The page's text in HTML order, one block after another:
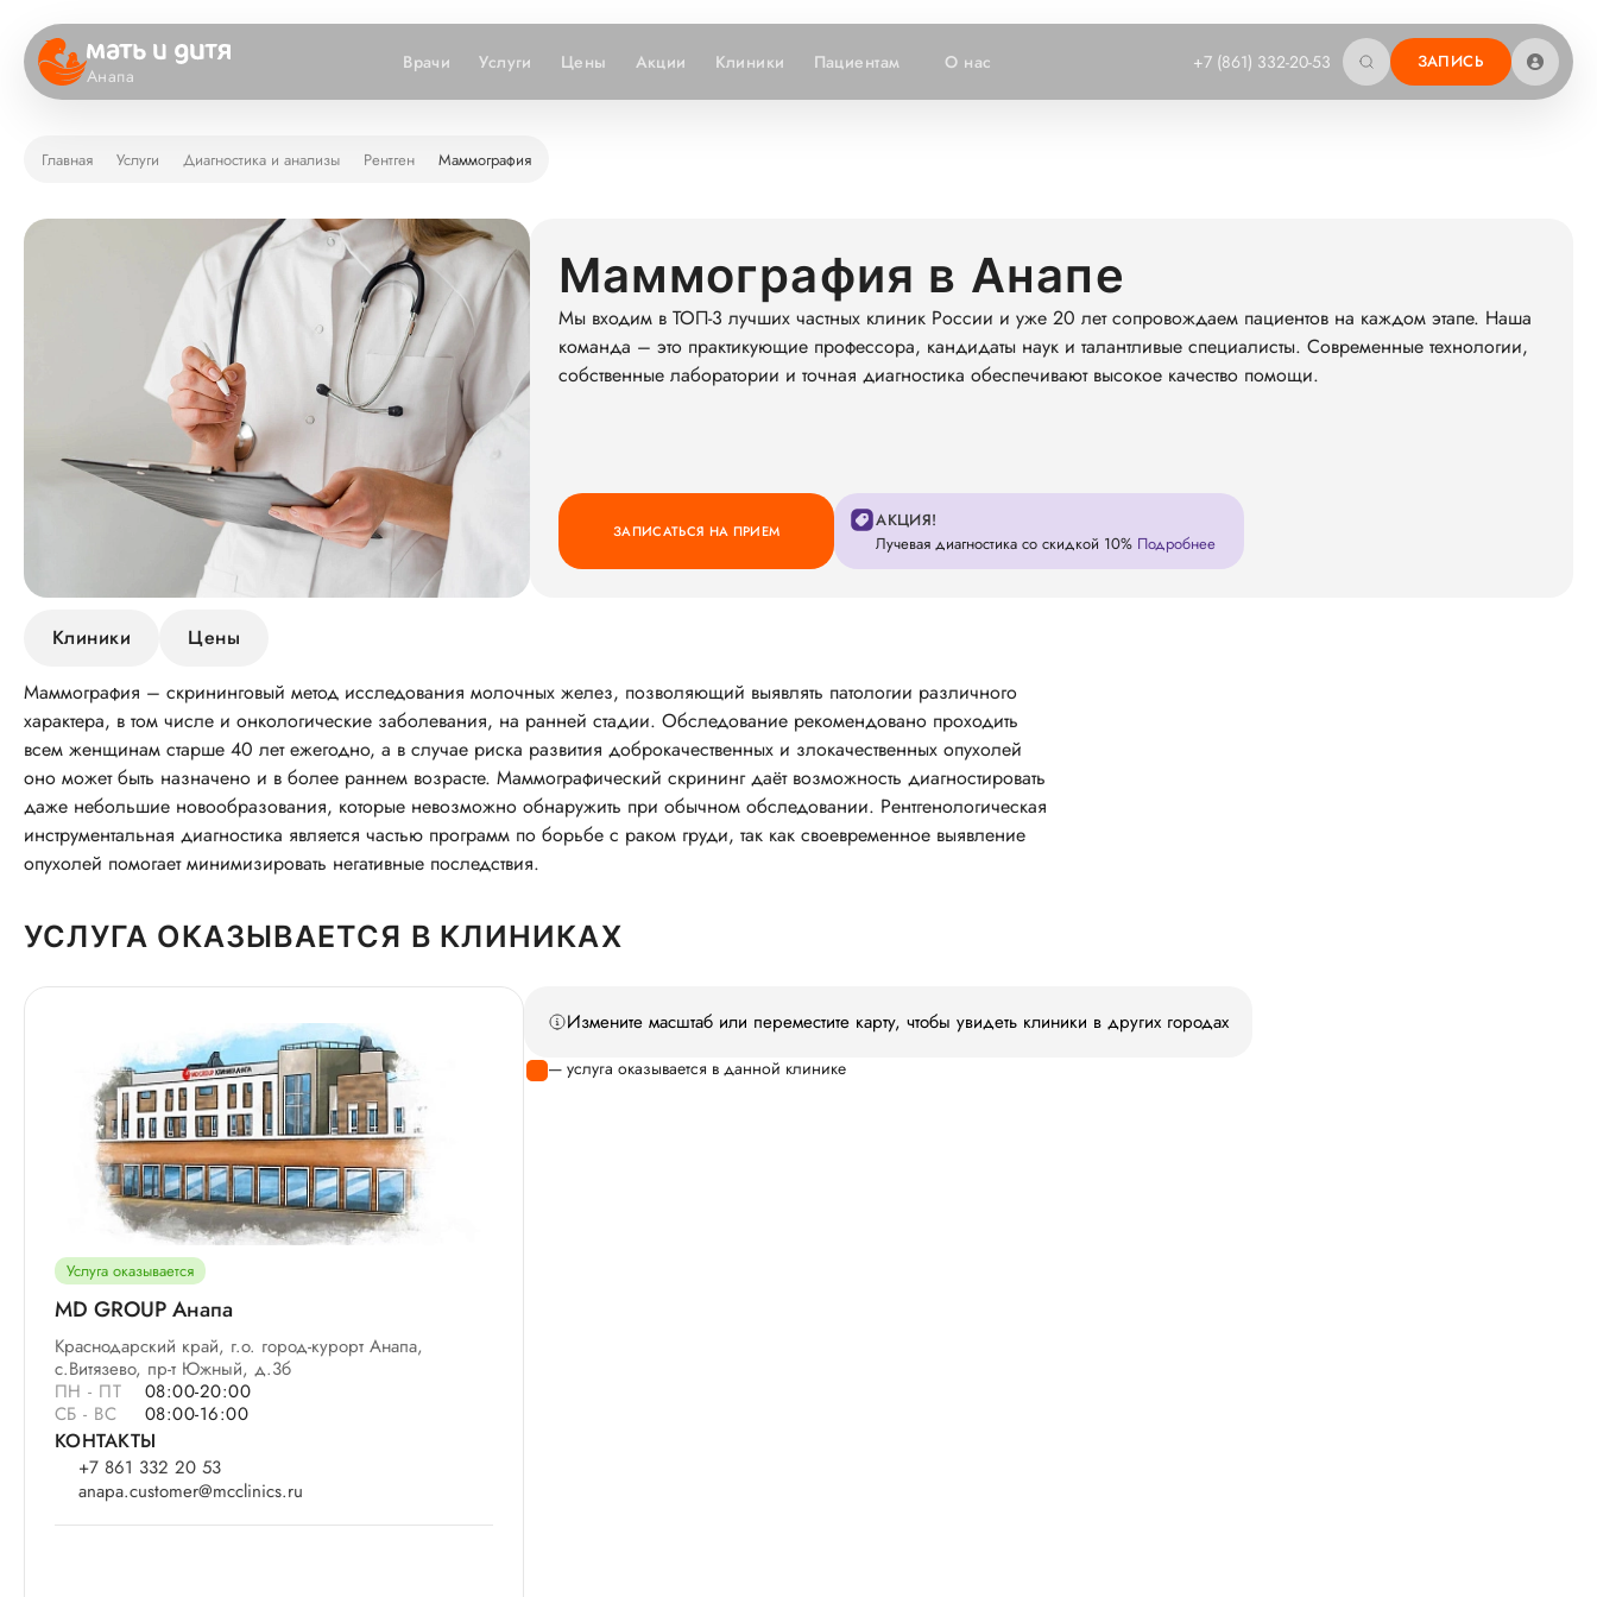
Анапа
Врачи Услуги Цены Акции Клиники Пациентам О нас +7 (861) 332-20-53 ЗАПИСЬ
Главная Услуги Диагностика и анализы Рентген Маммография
Маммография в Анапе
Мы входим в ТОП-3 лучших частных клиник России и уже 20 лет сопровождаем пациентов на каждом этапе. Наша
команда – это практикующие профессора, кандидаты наук и талантливые специалисты. Современные технологии,
собственные лаборатории и точная диагностика обеспечивают высокое качество помощи.
ЗАПИСАТЬСЯ НА ПРИЕМ
АКЦИЯ!
Лучевая диагностика со скидкой 10% Подробнее
Клиники
Цены
Маммография – скрининговый метод исследования молочных желез, позволяющий выявлять патологии различного
характера, в том числе и онкологические заболевания, на ранней стадии. Обследование рекомендовано проходить
всем женщинам старше 40 лет ежегодно, а в случае риска развития доброкачественных и злокачественных опухолей
оно может быть назначено и в более раннем возрасте. Маммографический скрининг даёт возможность диагностировать
даже небольшие новообразования, которые невозможно обнаружить при обычном обследовании. Рентгенологическая
инструментальная диагностика является частью программ по борьбе с раком груди, так как своевременное выявление
опухолей помогает минимизировать негативные последствия.
УСЛУГА ОКАЗЫВАЕТСЯ В КЛИНИКАХ
Услуга оказывается
MD GROUP Анапа
Краснодарский край, г.о. город-курорт Анапа,
с.Витязево, пр-т Южный, д.3б
ПН - ПТ
08:00-20:00
СБ - ВС
08:00-16:00
КОНТАКТЫ
+7 861 332 20 53
anapa.customer@mcclinics.ru
Измените масштаб или переместите карту, чтобы увидеть клиники в других городах
— услуга оказывается в данной клинике